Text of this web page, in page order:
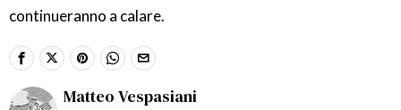
continueranno a calare.
Matteo Vespasiani